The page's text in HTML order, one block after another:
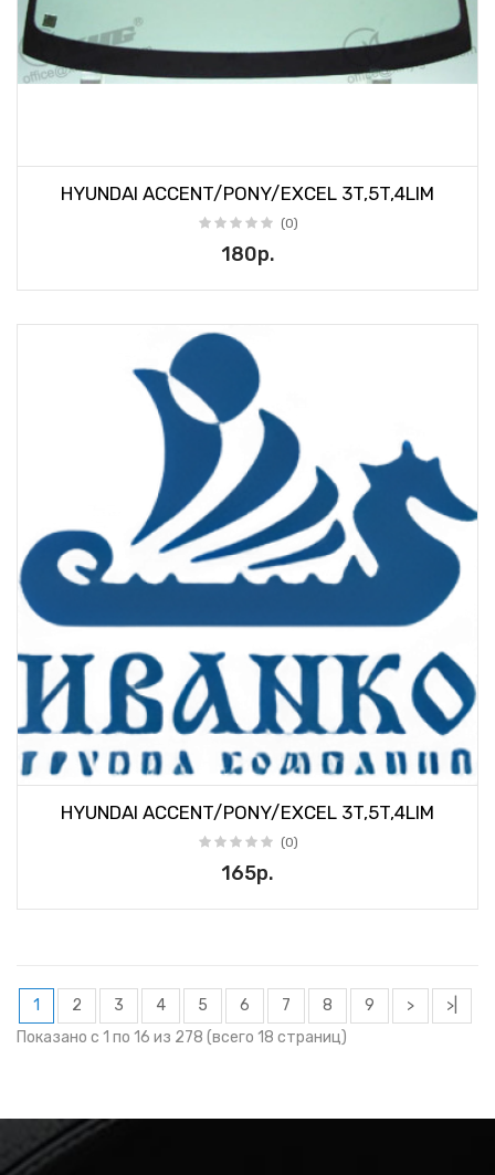
HYUNDAI ACCENT/PONY/EXCEL 3T,5T,4LIM
(0)
180р.
HYUNDAI ACCENT/PONY/EXCEL 3T,5T,4LIM
(0)
165р.
1 2 3 4 5 6 7 8 9 >
>|
Показано с 1 по 16 из 278 (всего 18 страниц)